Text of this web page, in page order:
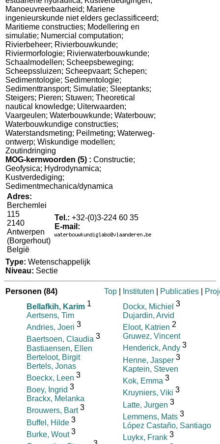
Manoeuvreerbaarheid; Mariene
ingenieurskunde niet elders geclassificeerd;
Maritieme constructies; Modellering en
simulatie; Numercial computation;
Rivierbeheer; Rivierbouwkunde;
Riviermorfologie; Rivierwaterbouwkunde;
Schaalmodellen; Scheepsbeweging;
Scheepssluizen; Scheepvaart; Schepen;
Sedimentologie; Sedimentologie;
Sedimenttransport; Simulatie; Sleeptanks;
Steigers; Pieren; Stuwen; Theoretical
nautical knowledge; Uiterwaarden;
Vaargeulen; Waterbouwkunde; Waterbouw;
Waterbouwkundige constructies;
Waterstandsmeting; Peilmeting; Waterweg-
ontwerp; Wiskundige modellen;
Zoutindringing
MOG-kernwoorden (5) : Constructie;
Geofysica; Hydrodynamica;
Kustverdediging;
Sedimentmechanica/dynamica
Adres:
Berchemlei
115
2140
Antwerpen
(Borgerhout)
België
Tel.: +32-(0)3-224 60 35
E-mail:
Type: Wetenschappelijk
Niveau: Sectie
Personen (84) Top Instituten Publicaties
Bellafkih, Karim 1
Aertsens, Tim
Andries, Joeri 3
Baertsoen, Claudia 3
Bastiaensen, Ellen
Berteloot, Birgit
Bertels, Jonas
Boeckx, Leen 3
Boey, Ingrid 3
Brackx, Melanka
Brouwers, Bart 3
Buffel, Hilde 3
Burke, Wout 3
Dockx, Michiel 3
Dujardin, Arvid
Eloot, Katrien 2
Gruwez, Vincent
Henderick, Andy 3
Henne, Jasper 3
Kaptein, Steven
Kok, Emma 3
Kruyniers, Viki 3
Latte, Jurgen 3
Lemmens, Mats 3
López Castaño, Santiago
Luykx, Frank 3